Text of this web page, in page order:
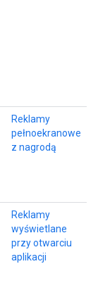
Reklamy
pełnoekranowe
z nagrodą
Reklamy
wyświetlane
przy otwarciu
aplikacji